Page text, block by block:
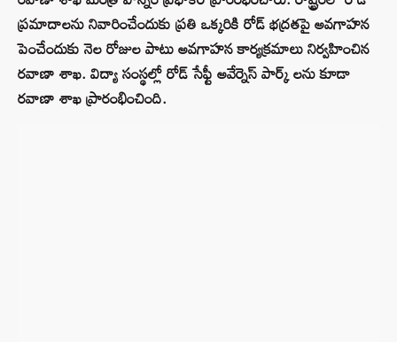
ప్రమాదాలను నివారించేందుకు ప్రతి ఒక్కరికి రోడ్ భద్రతపై అవగాహన
పెంచేందుకు నెల రోజుల పాటు అవగాహన కార్యక్రమాలు నిర్వహించిన
రవాణా శాఖ. విద్యా సంస్థల్లో రోడ్ సేఫ్టీ అవేర్నెస్ పార్క్ లను కూడా
రవాణా శాఖ ప్రారంభించింది.